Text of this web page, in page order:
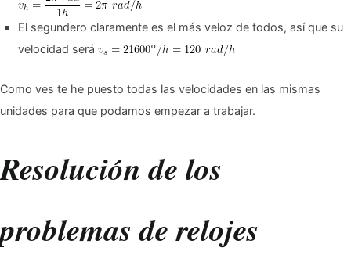
El segundero claramente es el más veloz de todos, así que su
velocidad será
Como ves te he puesto todas las velocidades en las mismas
unidades para que podamos empezar a trabajar.
Resolución de los
problemas de relojes